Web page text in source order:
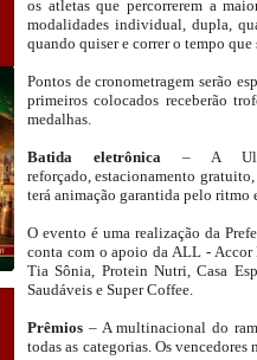
os atletas que percorrerem a
modalidades individual, dupla,
quando quiser e correr o tempo que
Pontos de cronometragem serão
primeiros colocados receberão
medalhas.
Batida eletrônica – A
reforçado, estacionamento
terá animação garantida pelo
O evento é uma realização da
conta com o apoio da ALL -
Tia Sônia, Protein Nutri, Casa
Saudáveis e Super Coffee.
Prêmios – A multinacional do
todas as categorias. Os